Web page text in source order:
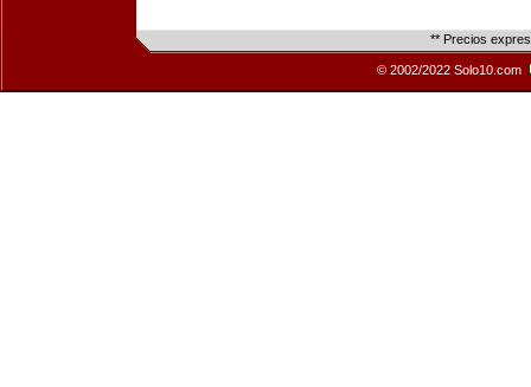
** Precios
© 2002/2022 Solo10.com